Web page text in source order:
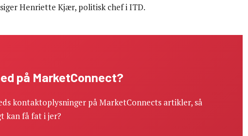
Henriette Kjær, politisk chef i ITD.
på MarketConnect?
kontaktoplysninger på MarketConnects artikler, så
kan få fat i jer?